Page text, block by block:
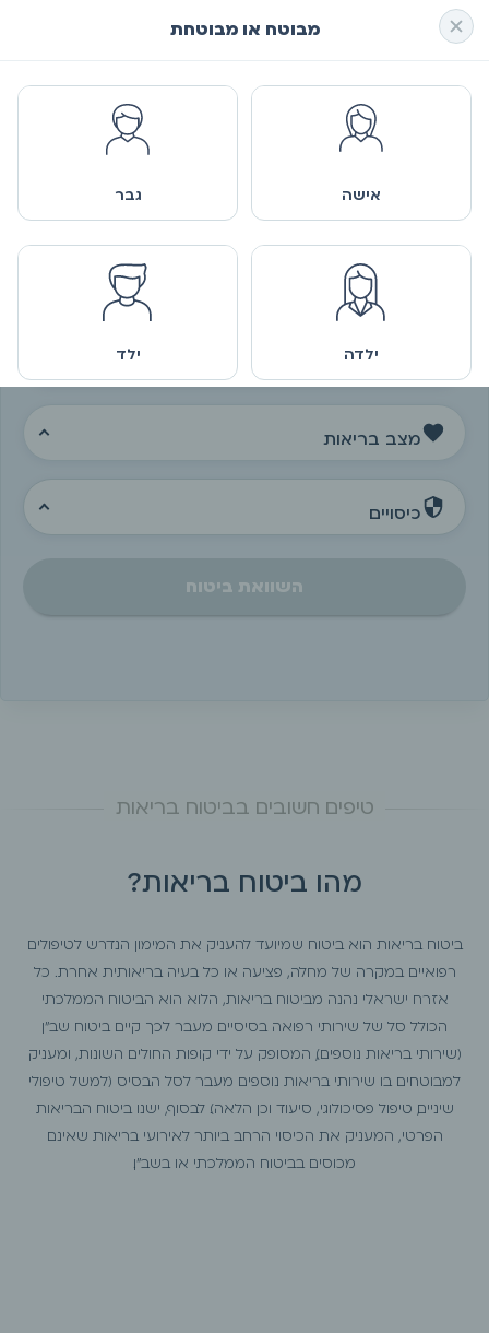
השוואת ביטוח בריאות
מבוטח או מבוטחת
מבוטח או מבוטחת
אישה גבר
ילדה ילד תאריך לידה
מצב בריאות
כיסויים
השוואת ביטוח
מהו ביטוח בריאות?
ביטוח בריאות הוא ביטוח שמיועד להעניק את המימון הנדרש לטיפולים
רפואיים במקרה של מחלה, פציעה או כל בעיה בריאותית אחרת. כל
אזרח ישראלי נהנה מביטוח בריאות, הלוא הוא הביטוח הממלכתי
הכולל סל של שירותי רפואה בסיסיים. מעבר לכך קיים ביטוח שב"ן
(שירותי בריאות נוספים), המסופק על ידי קופות החולים השונות, ומעניק
למבוטחים בו שירותי בריאות נוספים מעבר לסל הבסיס (למשל טיפולי
שיניים, טיפול פסיכולוגי, סיעוד וכן הלאה). לבסוף, ישנו ביטוח הבריאות
הפרטי, המעניק את הכיסוי הרחב ביותר לאירועי בריאות שאינם
מכוסים בביטוח הממלכתי או בשב"ן.